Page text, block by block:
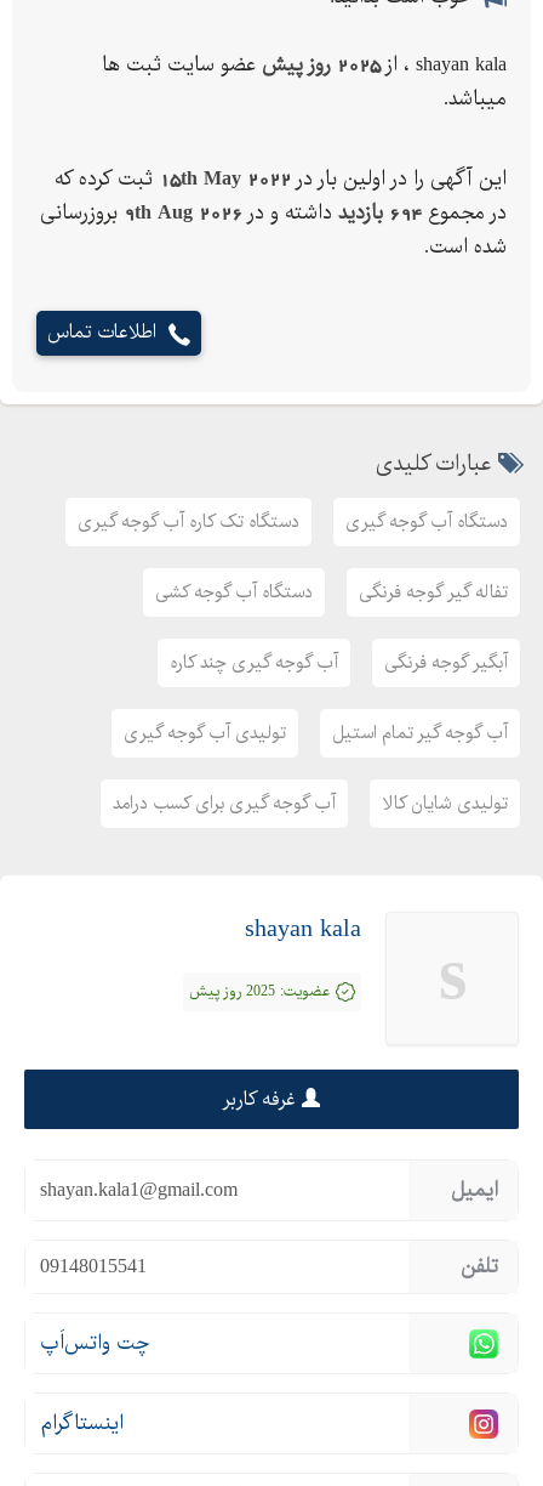
نوع شکل دستگاه مکعبی
ارسال دستگاه در اسرع وقت به تمام نقاط کشور پذیرفته می شود ، برای
خرید محصول واطلاعات بیشتر لطفا با شماره های زیر تماس حاصل
09112984263 ---- 09148015541 ----- 09394240780 ----
04432246031
وبلاک :http://shayankala.persianblog.ir
http://shayankala.mihanblog.com
مدیر عامل : حسین پور
آدرس کارخانه : تهران، گلستان
ساختمان شیشه ای سبزالماس ، طبقه سوم
shayan kala ، از 2025 روز پیش
عضو سایت ثبت ها
میباشد.
این آگهی را در اولین بار در 15th May 2022 ثبت کرده که
در مجموع 694 بازدید داشته و در 9th Aug 2026 بروزرسانی
شده است.
اطلاعات تماس
عبارات کلیدی
دستگاه آب گوجه گیری دستگاه تک کاره آب گوجه گیری
تفاله گیر گوجه فرنگی دستگاه آب گوجه کشی
آبگیر گوجه فرنگی آب گوجه گیری چند کاره
آب گوجه گیر تمام استیل تولیدی آب گوجه گیری
تولیدی شایان کالا آب گوجه گیری برای کسب درامد
s
shayan kala
عضویت: 2025 روز پیش
غرفه کاربر
ایمیل shayan.kala1@gmail.com
تلفن 09148015541
چت واتس‌اَپ
اینستاگرام